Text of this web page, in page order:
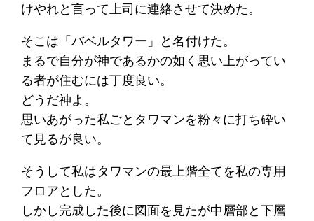
けやれと言って上司に連絡させて決めた。
そこは「バベルタワー」と名付けた。
まるで自分が神であるかの如く思い上がってい
る者が住むには丁度良い。
どうだ神よ。
思いあがった私ごとタワマンを粉々に打ち砕い
て見るが良い。
そうして私はタワマンの最上階全てを私の専用
フロアとした。
しかし完成した後に図面を見たが中層部と下層